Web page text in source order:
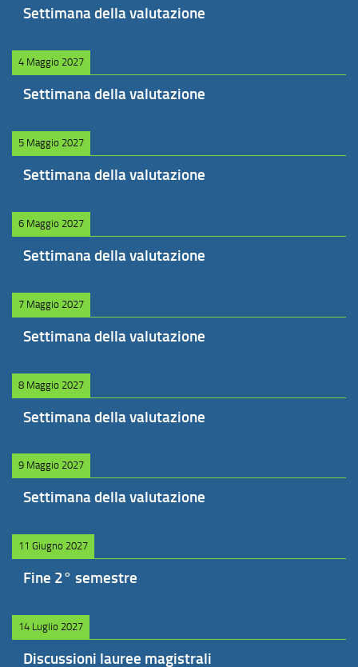
Settimana della valutazione
4 Maggio 2027
Settimana della valutazione
5 Maggio 2027
Settimana della valutazione
6 Maggio 2027
Settimana della valutazione
7 Maggio 2027
Settimana della valutazione
8 Maggio 2027
Settimana della valutazione
9 Maggio 2027
Settimana della valutazione
11 Giugno 2027
Fine 2° semestre
14 Luglio 2027
Discussioni lauree magistrali